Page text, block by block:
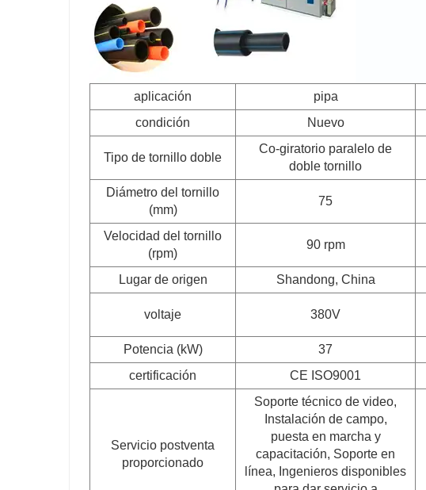
aplicación pipa
condición
Nuevo
Tipo de tornillo doble
Co-giratorio paralelo de
doble tornillo
Diámetro del tornillo
(mm)
75
Velocidad del tornillo
(rpm)
90 rpm
Lugar de origen Shandong, China
voltaje 380V
Potencia (kW)
37
certificación
CE ISO9001
Servicio postventa
proporcionado
Soporte técnico de video,
Instalación de campo,
puesta en marcha y
capacitación, Soporte en
línea, Ingenieros disponibles